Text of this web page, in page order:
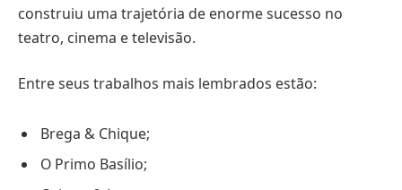
construiu uma trajetória de enorme sucesso no
teatro, cinema e televisão.
Entre seus trabalhos mais lembrados estão:
Brega & Chique;
O Primo Basílio;